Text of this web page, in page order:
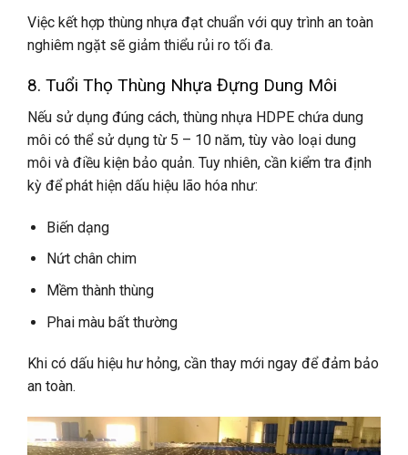
Việc kết hợp thùng nhựa đạt chuẩn với quy trình an toàn
nghiêm ngặt sẽ giảm thiểu rủi ro tối đa.
8. Tuổi Thọ Thùng Nhựa Đựng Dung Môi
Nếu sử dụng đúng cách, thùng nhựa HDPE chứa dung
môi có thể sử dụng từ 5 – 10 năm, tùy vào loại dung
môi và điều kiện bảo quản. Tuy nhiên, cần kiểm tra định
kỳ để phát hiện dấu hiệu lão hóa như:
Biến dạng
Nứt chân chim
Mềm thành thùng
Phai màu bất thường
Khi có dấu hiệu hư hỏng, cần thay mới ngay để đảm bảo
an toàn.